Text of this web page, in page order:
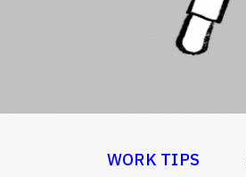
WORK TIPS